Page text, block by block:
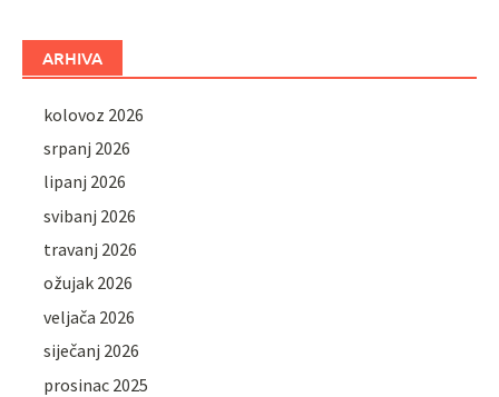
ARHIVA
kolovoz 2026
srpanj 2026
lipanj 2026
svibanj 2026
travanj 2026
ožujak 2026
veljača 2026
siječanj 2026
prosinac 2025